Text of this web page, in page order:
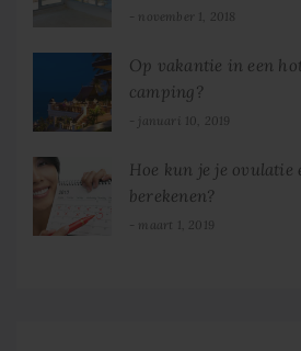
november 1, 2018
Op vakantie in een
camping?
januari 10, 2019
Hoe kun je je ovulatie
berekenen?
maart 1, 2019